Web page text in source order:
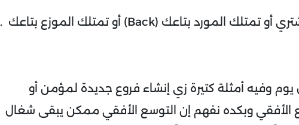
فكرة التوسع الرأسي إنك تشتري أو تمتلك المورد بتاعك (Back) أو تمتلك الموزع بتاعك .
وفيه أمثلة كتيرة زي إنشاء فروع جديدة لمؤمن أو
الأفقي وبكده نفهم إن التوسع الأفقي ممكن يبقى شغال